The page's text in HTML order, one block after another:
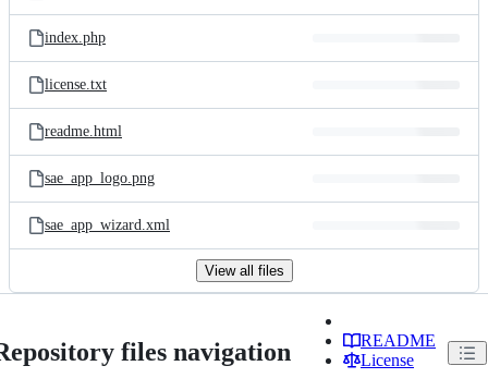
index.php
license.txt
readme.html
sae_app_logo.png
sae_app_wizard.xml
View all files
files navigation
README
License